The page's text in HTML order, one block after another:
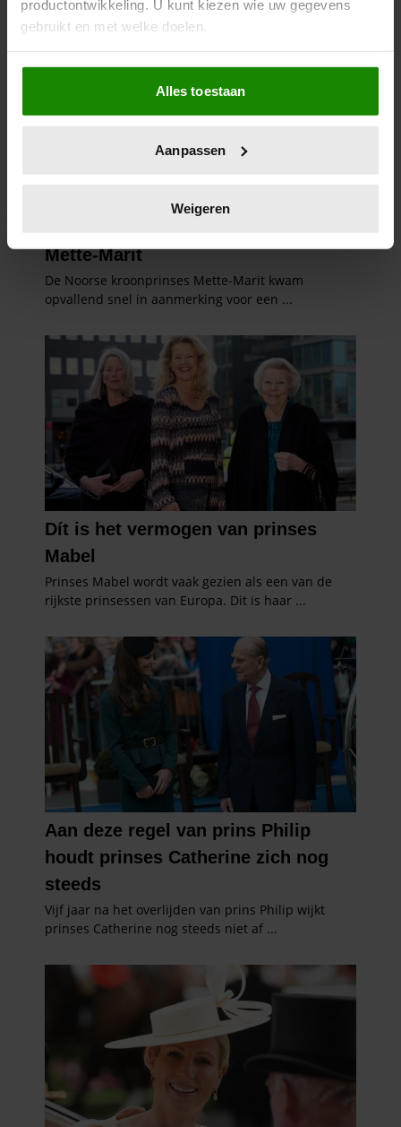
productontwikkeling. U kunt kiezen wie uw gegevens
gebruikt en met welke doelen.
Als u het toestaat, willen we ook graag:
Informatie verzamelen over uw geografische
locatie, die tot een paar meter nauwkeurig kan zijn
scannen op specifieke eigenschappen (fingerprinting)
verwerkt en stel uw voorkeuren in het
intrekken in de Cookieverklaring.
We gebruiken cookies om content en advertenties te
en om ons websiteverkeer te analyseren. Ook delen we
informatie over uw gebruik van onze site met onze
partners voor social media, adverteren en analyse. Deze
partners kunnen deze gegevens combineren met andere
informatie die u aan ze heeft verstrekt of die ze hebben
verzameld op basis van uw gebruik van hun services. U
gaat akkoord met onze cookies als u onze website blijft
gebruiken.
Alles toestaan
Aanpassen
Weigeren